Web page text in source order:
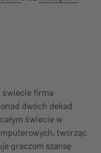
świecie firma
dwóch dekad
świecie w
tworząc
graczom szansę